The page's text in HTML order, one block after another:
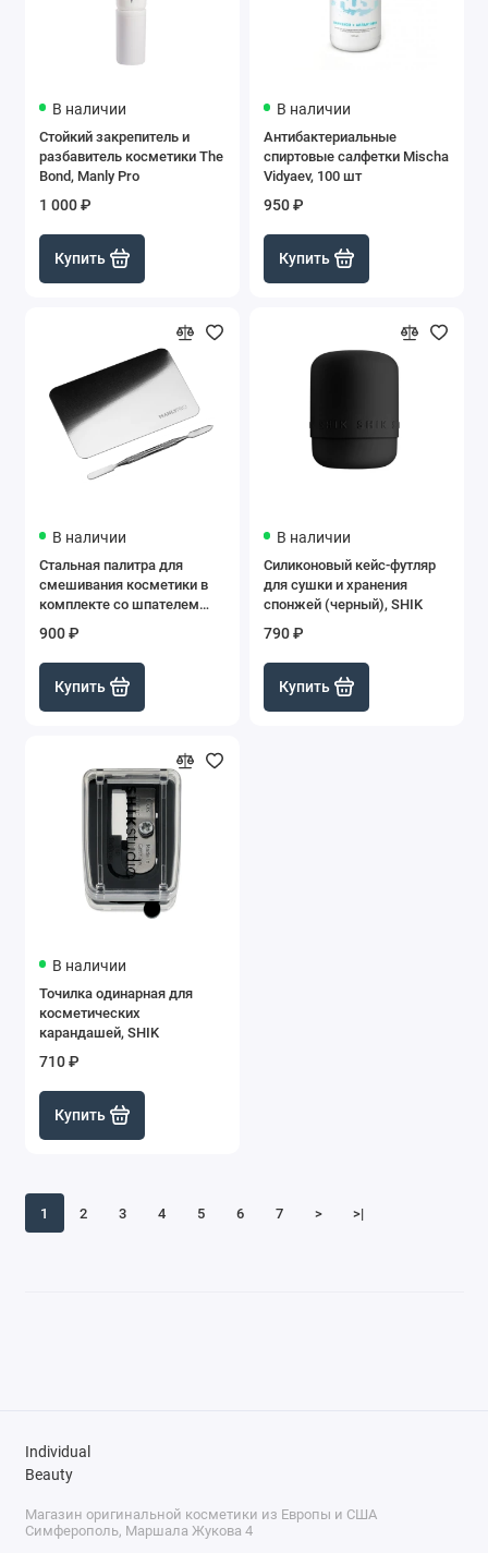
В наличии
Стойкий закрепитель и
разбавитель косметики The
Bond, Manly Pro
1 000 ₽
Купить
В наличии
Антибактериальные
спиртовые салфетки Mischa
Vidyaev, 100 шт
950 ₽
Купить
В наличии
Стальная палитра для
смешивания косметики в
комплекте со шпателем
900 ₽
Купить
В наличии
Силиконовый кейс-футляр
для сушки и хранения
спонжей (черный), SHIK
790 ₽
Купить
В наличии
Точилка одинарная для
косметических
карандашей, SHIK
710 ₽
Купить
1 2 3 4 5 6 7 > >|
Individual
Beauty
Магазин оригинальной косметики из Европы и США
Симферополь, Маршала Жукова 4